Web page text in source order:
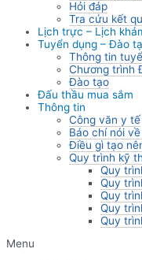
Hỏi đáp
Tra cứu kết
Lịch trực – Lịch
Tuyển dụng – Đào
Thông tin
Chương trình
Đào tạo
Đấu thầu mua sắm
Thông tin
Công văn y tế
Báo chí nói
Điều gì tạo
Quy trình kỹ
Quy
Quy
Quy
Quy
Quy
Menu